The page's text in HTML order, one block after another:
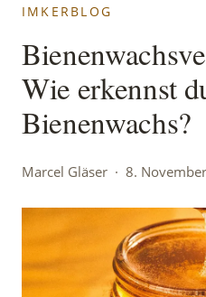
IMKERBLOG
Wie erkennst
Bienenwachs?
Marcel Gläser · 8.